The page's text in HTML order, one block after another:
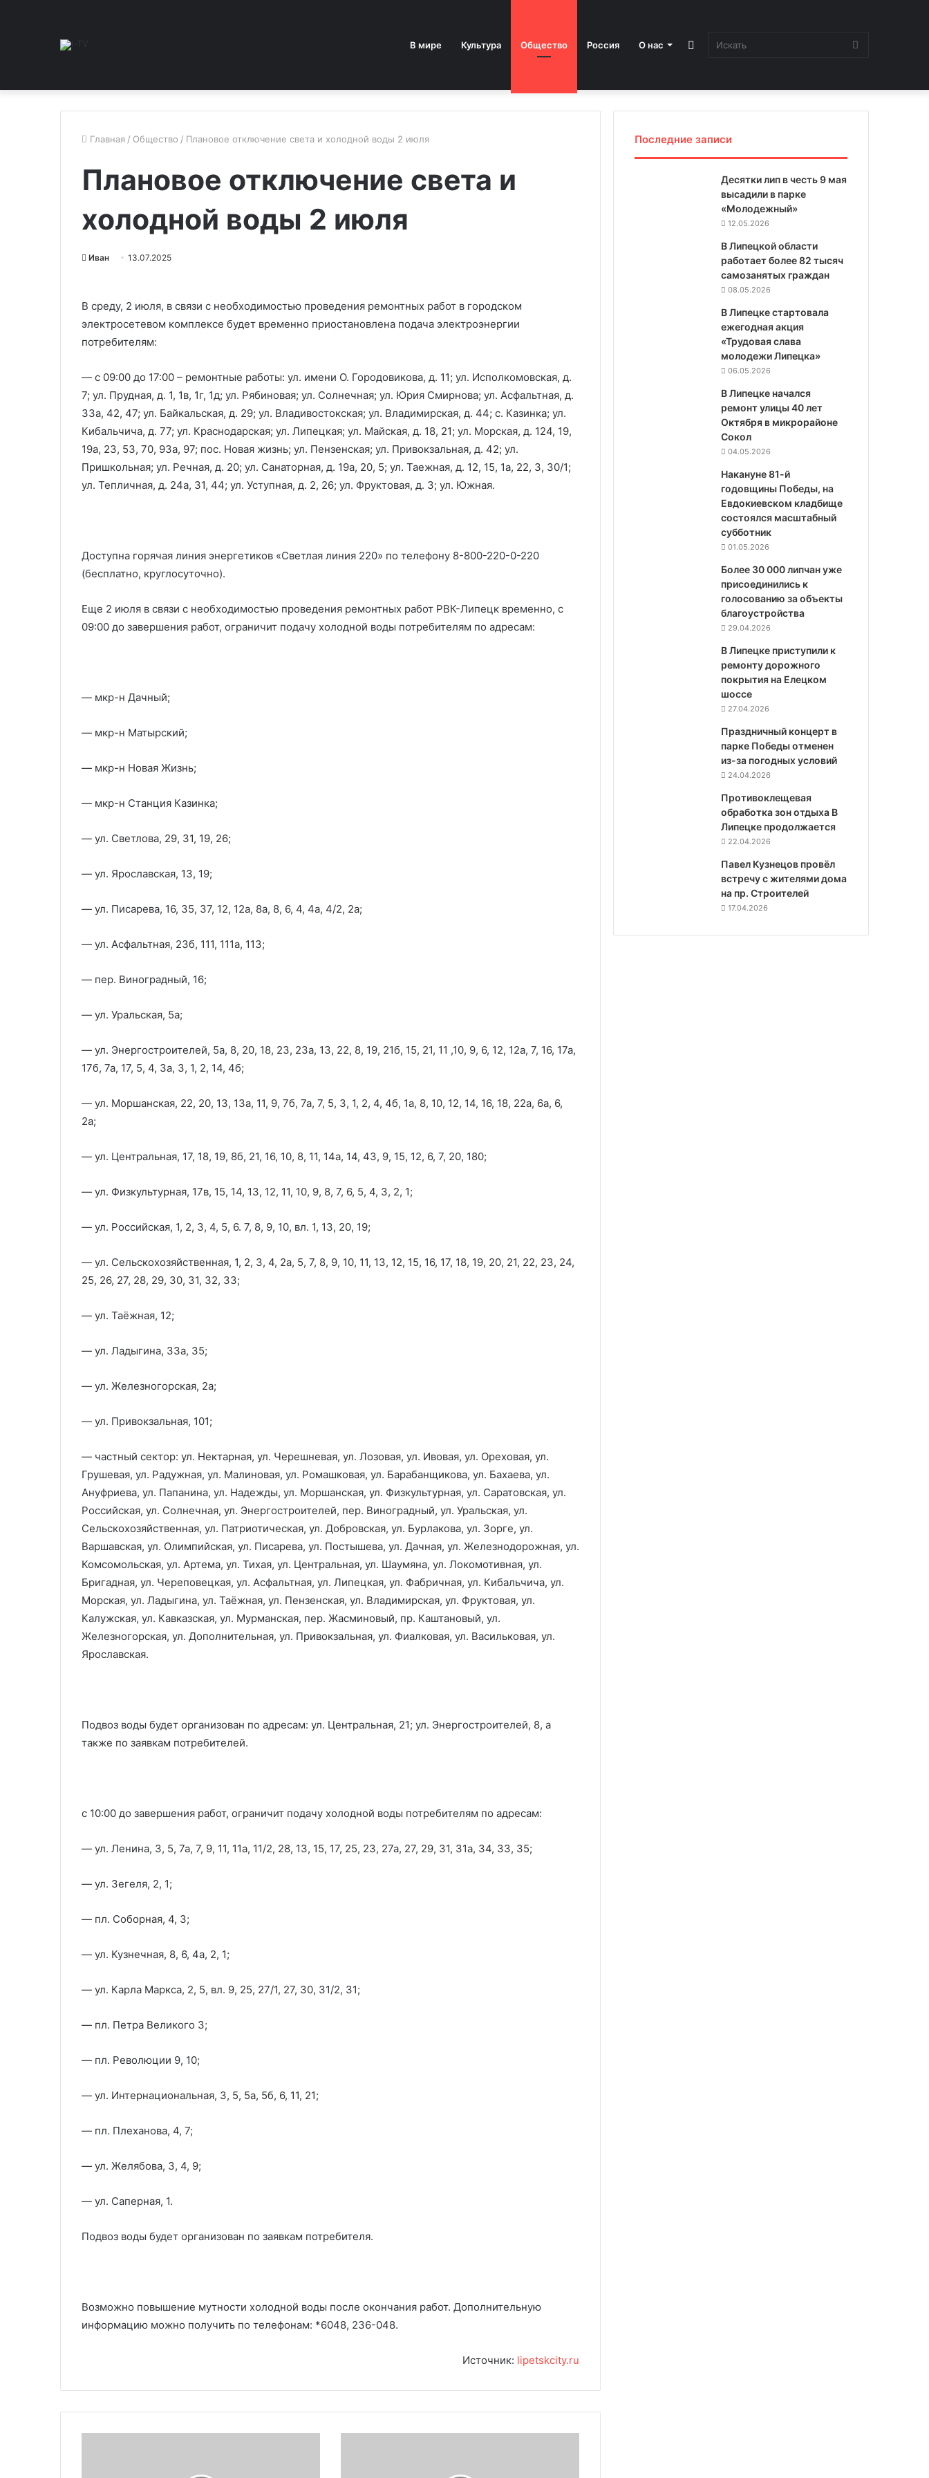
В мире Культура Общество Россия О нас Искать
Sidebar
Главная / Общество / Плановое отключение света и холодной воды 2 июля
Плановое отключение света и
холодной воды 2 июля
Иван 13.07.2025
В среду, 2 июля, в связи с необходимостью проведения ремонтных работ в городском
электросетевом комплексе будет временно приостановлена подача электроэнергии
потребителям:
— с 09:00 до 17:00 – ремонтные работы: ул. имени О. Городовикова, д. 11; ул. Исполкомовская, д.
7; ул. Прудная, д. 1, 1в, 1г, 1д; ул. Рябиновая; ул. Солнечная; ул. Юрия Смирнова; ул. Асфальтная, д.
33а, 42, 47; ул. Байкальская, д. 29; ул. Владивостокская; ул. Владимирская, д. 44; с. Казинка; ул.
Кибальчича, д. 77; ул. Краснодарская; ул. Липецкая; ул. Майская, д. 18, 21; ул. Морская, д. 124, 19,
19а, 23, 53, 70, 93а, 97; пос. Новая жизнь; ул. Пензенская; ул. Привокзальная, д. 42; ул.
Пришкольная; ул. Речная, д. 20; ул. Санаторная, д. 19а, 20, 5; ул. Таежная, д. 12, 15, 1а, 22, 3, 30/1;
ул. Тепличная, д. 24а, 31, 44; ул. Уступная, д. 2, 26; ул. Фруктовая, д. 3; ул. Южная.
Доступна горячая линия энергетиков «Светлая линия 220» по телефону 8-800-220-0-220
(бесплатно, круглосуточно).
Еще 2 июля в связи с необходимостью проведения ремонтных работ РВК-Липецк временно, с
09:00 до завершения работ, ограничит подачу холодной воды потребителям по адресам:
— мкр-н Дачный;
— мкр-н Матырский;
— мкр-н Новая Жизнь;
— мкр-н Станция Казинка;
— ул. Светлова, 29, 31, 19, 26;
— ул. Ярославская, 13, 19;
— ул. Писарева, 16, 35, 37, 12, 12а, 8а, 8, 6, 4, 4а, 4/2, 2а;
— ул. Асфальтная, 23б, 111, 111а, 113;
— пер. Виноградный, 16;
— ул. Уральская, 5а;
— ул. Энергостроителей, 5а, 8, 20, 18, 23, 23а, 13, 22, 8, 19, 21б, 15, 21, 11 ,10, 9, 6, 12, 12а, 7, 16, 17а,
17б, 7а, 17, 5, 4, 3а, 3, 1, 2, 14, 4б;
— ул. Моршанская, 22, 20, 13, 13а, 11, 9, 7б, 7а, 7, 5, 3, 1, 2, 4, 4б, 1а, 8, 10, 12, 14, 16, 18, 22а, 6а, 6,
2а;
— ул. Центральная, 17, 18, 19, 8б, 21, 16, 10, 8, 11, 14а, 14, 43, 9, 15, 12, 6, 7, 20, 180;
— ул. Физкультурная, 17в, 15, 14, 13, 12, 11, 10, 9, 8, 7, 6, 5, 4, 3, 2, 1;
— ул. Российская, 1, 2, 3, 4, 5, 6. 7, 8, 9, 10, вл. 1, 13, 20, 19;
— ул. Сельскохозяйственная, 1, 2, 3, 4, 2а, 5, 7, 8, 9, 10, 11, 13, 12, 15, 16, 17, 18, 19, 20, 21, 22, 23, 24,
25, 26, 27, 28, 29, 30, 31, 32, 33;
— ул. Таёжная, 12;
— ул. Ладыгина, 33а, 35;
— ул. Железногорская, 2а;
— ул. Привокзальная, 101;
— частный сектор: ул. Нектарная, ул. Черешневая, ул. Лозовая, ул. Ивовая, ул. Ореховая, ул.
Грушевая, ул. Радужная, ул. Малиновая, ул. Ромашковая, ул. Барабанщикова, ул. Бахаева, ул.
Ануфриева, ул. Папанина, ул. Надежды, ул. Моршанская, ул. Физкультурная, ул. Саратовская, ул.
Российская, ул. Солнечная, ул. Энергостроителей, пер. Виноградный, ул. Уральская, ул.
Сельскохозяйственная, ул. Патриотическая, ул. Добровская, ул. Бурлакова, ул. Зорге, ул.
Варшавская, ул. Олимпийская, ул. Писарева, ул. Постышева, ул. Дачная, ул. Железнодорожная, ул.
Комсомольская, ул. Артема, ул. Тихая, ул. Центральная, ул. Шаумяна, ул. Локомотивная, ул.
Бригадная, ул. Череповецкая, ул. Асфальтная, ул. Липецкая, ул. Фабричная, ул. Кибальчича, ул.
Морская, ул. Ладыгина, ул. Таёжная, ул. Пензенская, ул. Владимирская, ул. Фруктовая, ул.
Калужская, ул. Кавказская, ул. Мурманская, пер. Жасминовый, пр. Каштановый, ул.
Железногорская, ул. Дополнительная, ул. Привокзальная, ул. Фиалковая, ул. Васильковая, ул.
Ярославская.
Подвоз воды будет организован по адресам: ул. Центральная, 21; ул. Энергостроителей, 8, а
также по заявкам потребителей.
с 10:00 до завершения работ, ограничит подачу холодной воды потребителям по адресам:
— ул. Ленина, 3, 5, 7а, 7, 9, 11, 11а, 11/2, 28, 13, 15, 17, 25, 23, 27а, 27, 29, 31, 31а, 34, 33, 35;
— ул. Зегеля, 2, 1;
— пл. Соборная, 4, 3;
— ул. Кузнечная, 8, 6, 4а, 2, 1;
— ул. Карла Маркса, 2, 5, вл. 9, 25, 27/1, 27, 30, 31/2, 31;
— пл. Петра Великого 3;
— пл. Революции 9, 10;
— ул. Интернациональная, 3, 5, 5а, 5б, 6, 11, 21;
— пл. Плеханова, 4, 7;
— ул. Желябова, 3, 4, 9;
— ул. Саперная, 1.
Подвоз воды будет организован по заявкам потребителя.
Возможно повышение мутности холодной воды после окончания работ. Дополнительную
информацию можно получить по телефонам: *6048, 236-048.
Источник: lipetskcity.ru
Последние записи
Десятки лип в честь 9 мая
высадили в парке
«Молодежный»
12.05.2026
В Липецкой области
работает более 82 тысяч
самозанятых граждан
08.05.2026
В Липецке стартовала
ежегодная акция
«Трудовая слава
молодежи Липецка»
06.05.2026
В Липецке начался
ремонт улицы 40 лет
Октября в микрорайоне
Сокол
04.05.2026
Накануне 81-й
годовщины Победы, на
Евдокиевском кладбище
состоялся масштабный
субботник
01.05.2026
Более 30 000 липчан уже
присоединились к
голосованию за объекты
благоустройства
29.04.2026
В Липецке приступили к
ремонту дорожного
покрытия на Елецком
шоссе
27.04.2026
Праздничный концерт в
парке Победы отменен
из-за погодных условий
24.04.2026
Противоклещевая
обработка зон отдыха В
Липецке продолжается
22.04.2026
Павел Кузнецов провёл
встречу с жителями дома
на пр. Строителей
17.04.2026